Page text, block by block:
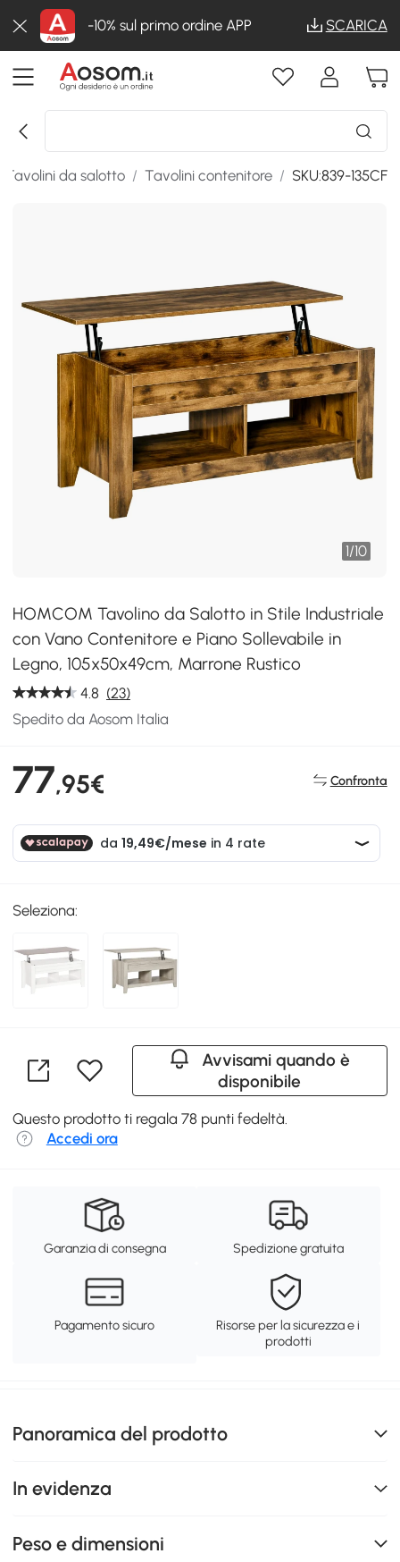
-10% sul primo ordine APP SCARICA
Tavolini da salotto / Tavolini contenitore / SKU:839-135CF
1/10
HOMCOM Tavolino da Salotto in Stile Industriale
con Vano Contenitore e Piano Sollevabile in
Legno, 105x50x49cm, Marrone Rustico
4.8 (23)
Spedito da Aosom Italia
77,95€ Confronta
Seleziona:
Avvisami quando è
disponibile
Questo prodotto ti regala 78 punti fedeltà.
Accedi ora
Garanzia di consegna Spedizione gratuita
Pagamento sicuro
Risorse per la sicurezza e i
prodotti
Panoramica del prodotto
In evidenza
Peso e dimensioni